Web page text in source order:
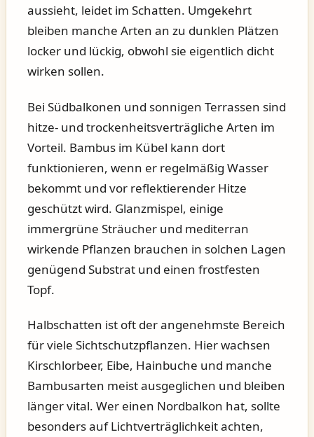
aussieht, leidet im Schatten. Umgekehrt
bleiben manche Arten an zu dunklen Plätzen
locker und lückig, obwohl sie eigentlich dicht
wirken sollen.
Bei Südbalkonen und sonnigen Terrassen sind
hitze- und trockenheitsverträgliche Arten im
Vorteil. Bambus im Kübel kann dort
funktionieren, wenn er regelmäßig Wasser
bekommt und vor reflektierender Hitze
geschützt wird. Glanzmispel, einige
immergrüne Sträucher und mediterran
wirkende Pflanzen brauchen in solchen Lagen
genügend Substrat und einen frostfesten
Topf.
Halbschatten ist oft der angenehmste Bereich
für viele Sichtschutzpflanzen. Hier wachsen
Kirschlorbeer, Eibe, Hainbuche und manche
Bambusarten meist ausgeglichen und bleiben
länger vital. Wer einen Nordbalkon hat, sollte
besonders auf Lichtverträglichkeit achten,